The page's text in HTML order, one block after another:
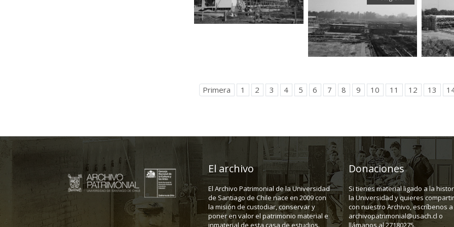
Primera 1 2 3 4 5 6 7 8 9 10 11 12 13
El archivo
El Archivo Patrimonial de la Universidad
de Santiago de Chile nace en 2009 con
la misión de custodiar, conservar y
poner en valor el patrimonio material e
inmaterial de esta casa de estudios.
Donaciones
Si tienes material ligado a la
la Universidad y quieres
con nuestro Archivo, escríbenos a
archivopatrimonial@usach.cl o
llámanos al 27180275.